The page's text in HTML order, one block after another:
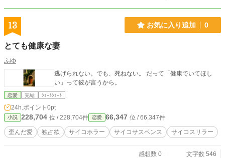
おり、創作上の判断および本文執筆はすべて著者本人が行っ
容の無断転載、複製、および生成AIへの学習利用を固く禁じ
13 お気に入り追加 0
とても健康な妻
ふゆ
逃げられない。でも、死ねない。 だって「健康でいてほし
い」って彼が言うから。
恋愛 完結 ｼｮｰﾄｼｮｰﾄ
24h.ポイント 0pt
小説 228,704 位 / 228,704件 恋愛 66,347 位 / 66,347件
歪んだ愛 独占欲 サイコホラー サイコサスペンス サイコスリラー
感想数 0
文字数 546